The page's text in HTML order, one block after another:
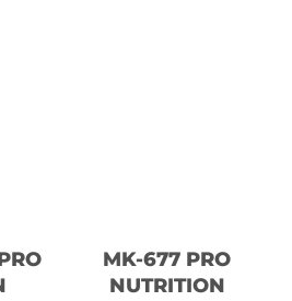
MK-677 PRO
NUTRITION